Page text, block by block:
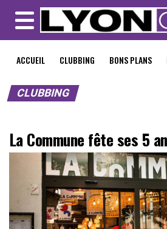
MENU
ACCUEIL CLUBBING BONS PLANS
CLUBBING
La Commune fête ses 5